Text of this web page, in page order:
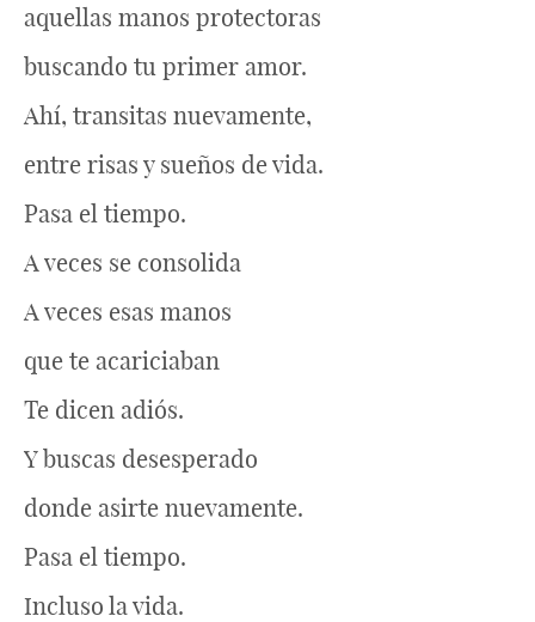
aquellas manos protectoras
buscando tu primer amor.
Ahí, transitas nuevamente,
entre risas y sueños de vida.
Pasa el tiempo.
A veces se consolida
A veces esas manos
que te acariciaban
Te dicen adiós.
Y buscas desesperado
donde asirte nuevamente.
Pasa el tiempo.
Incluso la vida.